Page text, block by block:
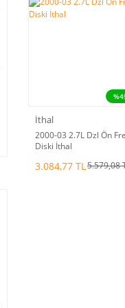
İthal
2000-03 2.7L Dzl Ön
Diski İthal
3.084,77 TL5.579,08